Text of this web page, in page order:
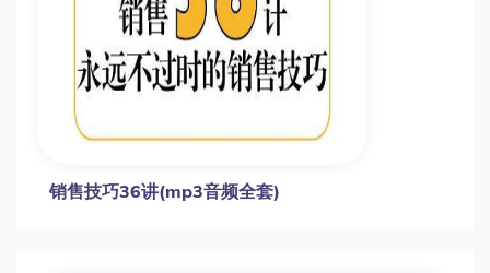
销售技巧36讲(mp3音频全套)